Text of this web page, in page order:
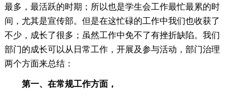
最多，最活跃的时期；所以也是学生会工作最忙最累的时
间，尤其是宣传部。但是在这忙碌的工作中我们也收获了
不少，成长了很多；虽然工作中免不了有挫折缺陷。我们
部门的成长可以从日常工作，开展及参与活动，部门治理
两个方面来总结：
第一、在常规工作方面，